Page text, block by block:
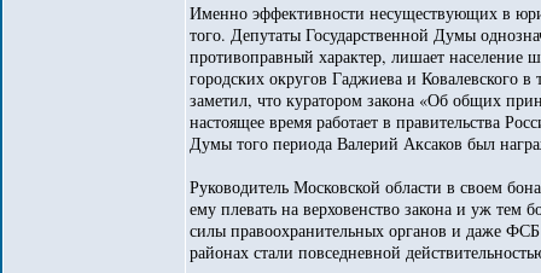
Именно эффективности несуществующих в
того. Депутаты Государственной Думы
противоправный характер, лишает население
городских округов Гаджиева и Ковалевского
заметил, что куратором закона «Об общих
настоящее время работает в правительства
Думы того периода Валерий Аксаков был
Руководитель Московской области в своем
ему плевать на верховенство закона и уж
силы правоохранительных органов и даже
районах стали повседневной